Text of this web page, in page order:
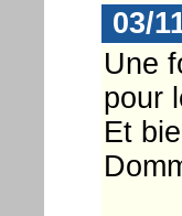
03/
Une
pour
Et